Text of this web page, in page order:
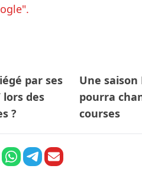
par ses
lors des
?
Une saison
pourra
courses